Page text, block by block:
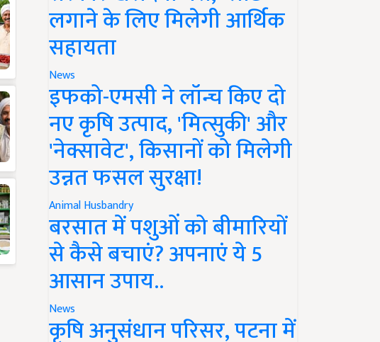
लगाने के लिए मिलेगी आर्थिक
सहायता
News
इफको-एमसी ने लॉन्च किए दो
नए कृषि उत्पाद, 'मित्सुकी' और
'नेक्सावेट', किसानों को मिलेगी
उन्नत फसल सुरक्षा!
Animal Husbandry
बरसात में पशुओं को बीमारियों
से कैसे बचाएं? अपनाएं ये 5
आसान उपाय..
News
कृषि अनुसंधान परिसर, पटना में